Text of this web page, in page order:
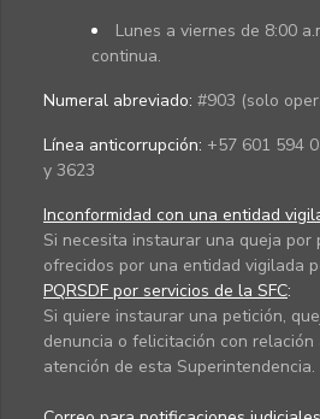
Lunes a viernes de 8:00
continua.
Numeral abreviado: #903 (solo
Línea anticorrupción: +57 601 594
y 3623
Inconformidad con una entidad
Si necesita instaurar una queja por
ofrecidos por una entidad vigilada
PQRSDF por servicios de la SFC:
Si quiere instaurar una petición,
denuncia o felicitación con
atención de esta Superintendencia.